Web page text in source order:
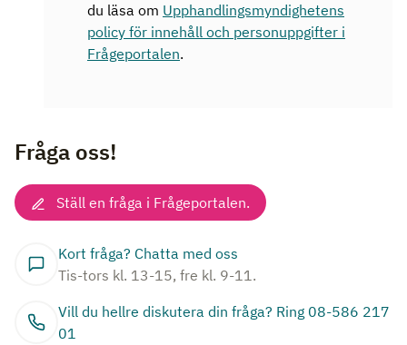
du läsa om Upphandlingsmyndighetens
policy för innehåll och personuppgifter i
Frågeportalen.
Fråga oss!
Ställ en fråga i Frågeportalen.
Kort fråga? Chatta med oss
Tis-tors kl. 13-15, fre kl. 9-11.
Vill du hellre diskutera din fråga? Ring 08-586 217
01